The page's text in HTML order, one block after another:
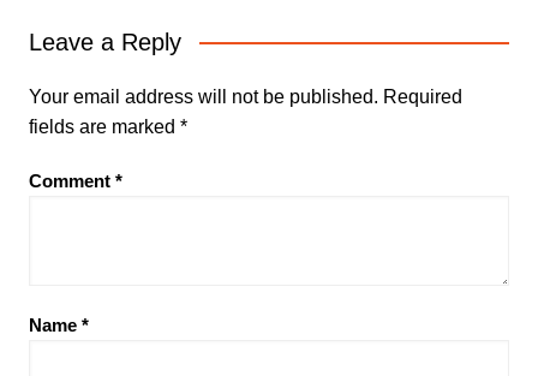
Leave a Reply
Your email address will not be published. Required
fields are marked *
Comment *
Name *